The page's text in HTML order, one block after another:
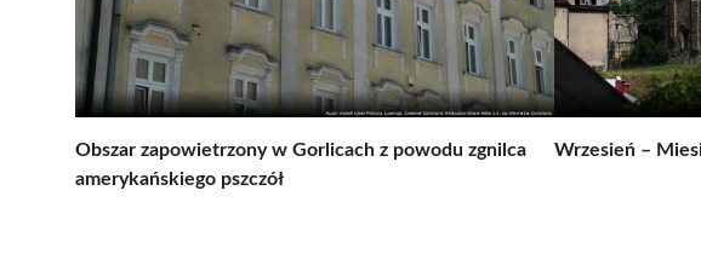
Obszar zapowietrzony w Gorlicach z powodu zgnilca
amerykańskiego pszczół
Wrzesień –